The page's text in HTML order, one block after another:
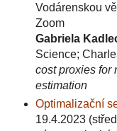
Vodárenskou
Zoom
Gabriela
Science;
cost proxies for
estimation
Optimalizační
19.4.2023